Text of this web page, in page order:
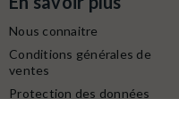
Nous connaitre
Conditions générales de
ventes
Protection des données